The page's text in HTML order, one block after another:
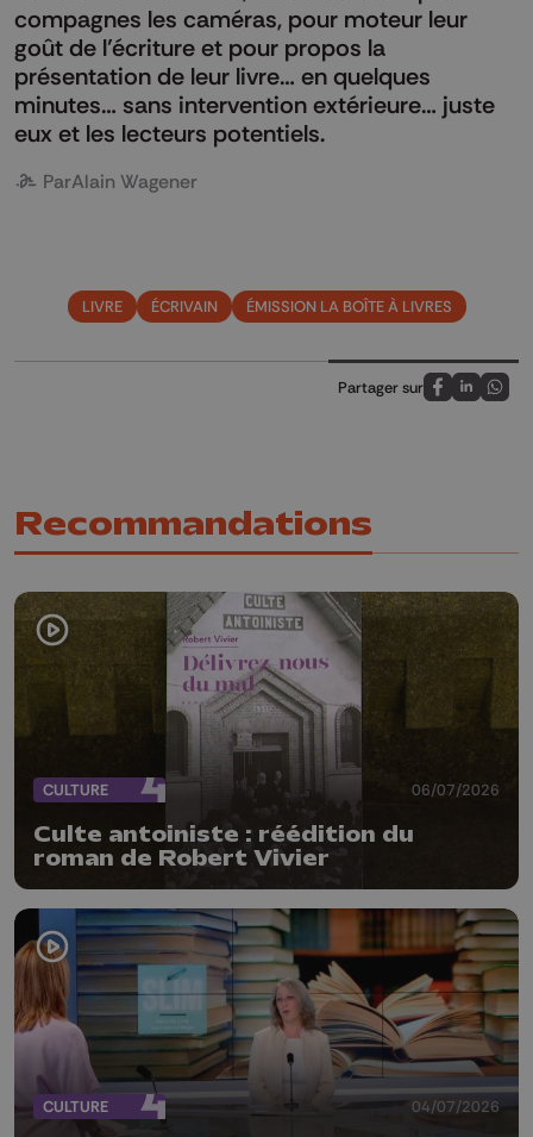
compagnes les caméras, pour moteur leur
goût de l’écriture et pour propos la
présentation de leur livre… en quelques
minutes… sans intervention extérieure… juste
eux et les lecteurs potentiels.
ParAlain Wagener
LIVRE ÉCRIVAIN ÉMISSION LA BOÎTE À LIVRES
Partager sur
Partagez sur
Partagez
Recommandations
CULTURE 06/07/2026
Culte antoiniste : réédition du
roman de Robert Vivier
CULTURE 04/07/2026